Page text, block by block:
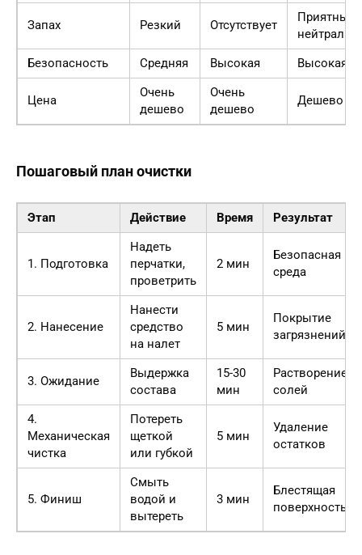
Запах Резкий Отсутствует
Приятный/
Безопасность
Средняя Высокая Высокая
Цена
Очень
дешево
Очень
дешево
Дешево
Пошаговый план очистки
Этап Действие Время Результат
1. Подготовка
Надеть
перчатки,
проветрить
2 мин
Безопасная
среда
2. Нанесение
Нанести
средство
на налет
5 мин
Покрытие
загрязнений
3. Ожидание
Выдержка
состава
15-30
мин
Растворение
солей
4.
Механическая
чистка
Потереть
щеткой
или губкой
5 мин
Удаление
остатков
5. Финиш
Смыть
водой и
вытереть
3 мин
Блестящая
поверхность